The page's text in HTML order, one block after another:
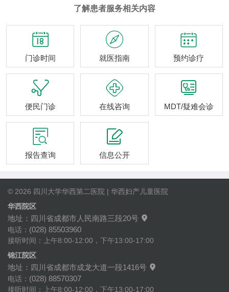
了解患者服务相关内容

门诊时间

就医指南

预约诊疗

便民门诊

在线咨询

MDT/疑难会诊

报告查询

信息公开
© 2026 四川大学华西第二医院 | 华西妇产儿童医院
华西院区
地址：四川省成都市人民南路三段20号 
电话： (028) 85503960
接听时间：上午8:00-12:00，下午13:00-17:00
锦江院区
地址：四川省成都市成龙大道一段1416号 
电话： (028) 88570307
接听时间：上午8:00-12:00，下午13:00-17:00